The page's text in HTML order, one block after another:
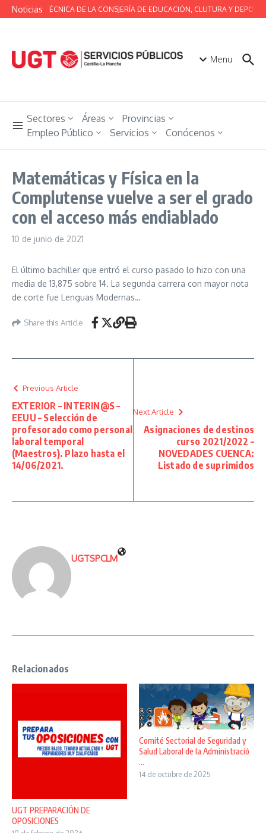
Saltar al contenido
Noticias
MESA TÉCNICA DE LA CONSJERÍA DE EDUCACIÓN, CLUTURA Y
Menu
Sectores Áreas
Provincias
Empleo Público
Servicios Conócenos
Matemáticas y Física en la
Complutense vuelve a ser el grado
con el acceso más endiablado
10 de junio de 2021
El último bachiller que entró el curso pasado lo hizo con una
media de 13,875 sobre 14. La segunda carrera con mayor nota
de corte fue Lenguas Modernas…
Share this Article
Previous Article
EXTERIOR – INTERIN@S –
EEUU – Selección de
profesorado como personal
laboral temporal
(Maestros). Plazo hasta el
14/06/2021.
Next Article
Asignaciones de destinos
curso 2021/2022 –
NOVEDADES CUENCA:
Listado de suprimidos
UGTSPCLM
Relacionados
UGT PREPARACIÓN DE
OPOSICIONES
Comité Sectorial de Seguridad y
Salud Laboral de la Administració
...
14 de octubre de 2025